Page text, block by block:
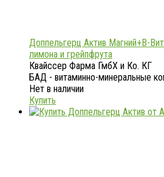
Доппельгерц Актив Магний+В-
лимона и грейпфрута
Квайссер Фарма ГмбХ и Ко. КГ
БАД - витаминно-минеральные
Нет в наличии
Купить